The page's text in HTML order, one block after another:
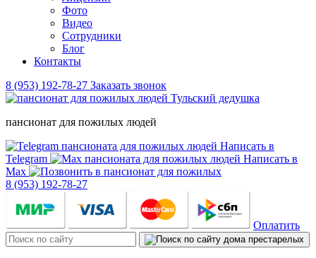
Фото
Видео
Сотрудники
Блог
Контакты
8 (953) 192-78-27 Заказать звонок
пансионат для пожилых людей
Написать в
Telegram
Написать в
Max
8 (953) 192-78-27
Оплатить